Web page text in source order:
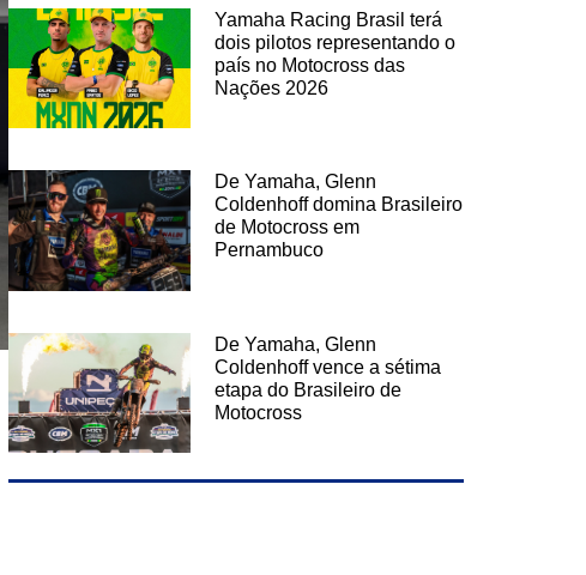
Yamaha Racing Brasil terá
dois pilotos representando o
país no Motocross das
Nações 2026
De Yamaha, Glenn
Coldenhoff domina Brasileiro
de Motocross em
Pernambuco
De Yamaha, Glenn
Coldenhoff vence a sétima
etapa do Brasileiro de
Motocross